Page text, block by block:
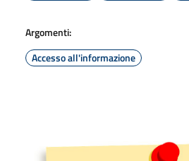
Argomenti:
Accesso all'informazione